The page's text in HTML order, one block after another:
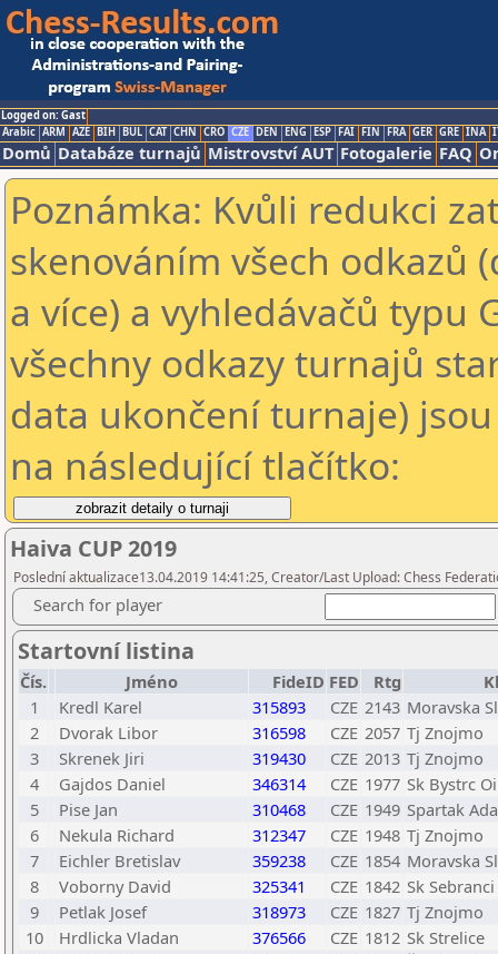
Logged on: Gast
Arabic ARM AZE BIH BUL CAT CHN CRO CZE DEN ENG ESP FAI FIN FRA GER GRE INA
Domů Databáze turnajů Mistrovství AUT Fotogalerie FAQ
Poznámka: Kvůli redukci
skenováním všech odkazů
a více) a vyhledávačů typu
všechny odkazy turnajů
data ukončení turnaje)
na následující tlačítko:
Haiva CUP 2019
Poslední aktualizace13.04.2019 14:41:25, Creator/Last Upload: Chess
Search for player
Startovní listina
Čís. Jméno FideID FED Rtg
1
Kredl Karel 315893 CZE 2143 Moravska
2
Dvorak Libor 316598 CZE 2057 Tj Znojmo
3
Skrenek Jiri 319430 CZE 2013 Tj Znojmo
4
Gajdos Daniel 346314 CZE 1977 Sk Bystrc
5
Pise Jan 310468 CZE 1949 Spartak
6
Nekula Richard 312347 CZE 1948 Tj Znojmo
7
Eichler Bretislav 359238 CZE 1854 Moravska
8
Voborny David 325341 CZE 1842 Sk
9
Petlak Josef 318973 CZE 1827 Tj Znojmo
10
Hrdlicka Vladan 376566 CZE 1812 Sk Strelice